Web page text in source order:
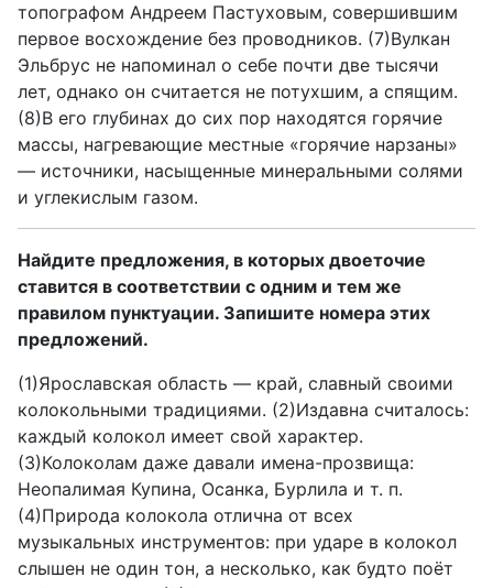
топографом Андреем Пастуховым, совершившим
первое восхождение без проводников. (7)Вулкан
Эльбрус не напоминал о себе почти две тысячи
лет, однако он считается не потухшим, а спящим.
(8)В его глубинах до сих пор находятся горячие
массы, нагревающие местные «горячие нарзаны»
— источники, насыщенные минеральными солями
и углекислым газом.
Найдите предложения, в которых двоеточие
ставится в соответствии с одним и тем же
правилом пунктуации. Запишите номера этих
предложений.
(1)Ярославская область — край, славный своими
колокольными традициями. (2)Издавна считалось:
каждый колокол имеет свой характер.
(3)Колоколам даже давали имена-прозвища:
Неопалимая Купина, Осанка, Бурлила и т. п.
(4)Природа колокола отлична от всех
музыкальных инструментов: при ударе в колокол
слышен не один тон, а несколько, как будто поёт